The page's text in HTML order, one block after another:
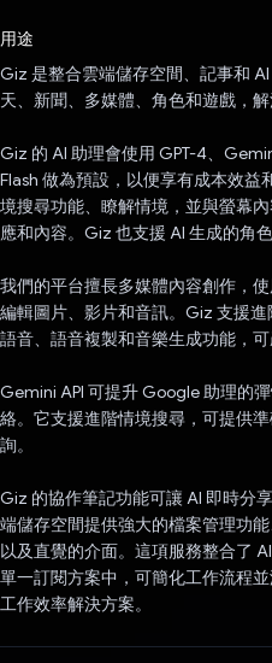
用途
Giz 是整合雲端儲存空間、記事和
天、新聞、多媒體、角色和遊戲，
Giz 的 AI 助理會使用 GPT-4、
Flash 做為預設，以便享有成本效
境搜尋功能、瞭解情境，並與螢幕
應和內容。Giz 也支援 AI 生成的角色
我們的平台擅長多媒體內容創作，
編輯圖片、影片和音訊。Giz 支援
語音、語音複製和音樂生成功能，可
Gemini API 可提升 Google 助理的
絡。它支援進階情境搜尋，可提供
詢。
Giz 的協作筆記功能可讓 AI 即時分
端儲存空間提供強大的檔案管理功
以及直覺的介面。這項服務整合了
單一訂閱方案中，可簡化工作流程
工作效率解決方案。